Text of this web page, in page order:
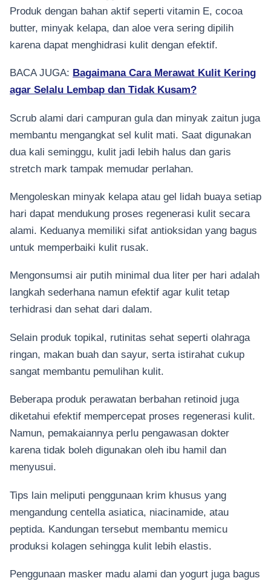
Produk dengan bahan aktif seperti vitamin E, cocoa
butter, minyak kelapa, dan aloe vera sering dipilih
karena dapat menghidrasi kulit dengan efektif.
BACA JUGA: Bagaimana Cara Merawat Kulit Kering
agar Selalu Lembap dan Tidak Kusam?
Scrub alami dari campuran gula dan minyak zaitun juga
membantu mengangkat sel kulit mati. Saat digunakan
dua kali seminggu, kulit jadi lebih halus dan garis
stretch mark tampak memudar perlahan.
Mengoleskan minyak kelapa atau gel lidah buaya setiap
hari dapat mendukung proses regenerasi kulit secara
alami. Keduanya memiliki sifat antioksidan yang bagus
untuk memperbaiki kulit rusak.
Mengonsumsi air putih minimal dua liter per hari adalah
langkah sederhana namun efektif agar kulit tetap
terhidrasi dan sehat dari dalam.
Selain produk topikal, rutinitas sehat seperti olahraga
ringan, makan buah dan sayur, serta istirahat cukup
sangat membantu pemulihan kulit.
Beberapa produk perawatan berbahan retinoid juga
diketahui efektif mempercepat proses regenerasi kulit.
Namun, pemakaiannya perlu pengawasan dokter
karena tidak boleh digunakan oleh ibu hamil dan
menyusui.
Tips lain meliputi penggunaan krim khusus yang
mengandung centella asiatica, niacinamide, atau
peptida. Kandungan tersebut membantu memicu
produksi kolagen sehingga kulit lebih elastis.
Penggunaan masker madu alami dan yogurt juga bagus